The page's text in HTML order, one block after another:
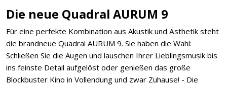
Die neue Quadral AURUM 9
Für eine perfekte Kombination aus Akustik und Ästhetik steht
die brandneue Quadral AURUM 9. Sie haben die Wahl:
Schließen Sie die Augen und lauschen Ihrer Lieblingsmusik bis
ins feinste Detail aufgelöst oder genießen das große
Blockbuster Kino in Vollendung und zwar Zuhause! - Die